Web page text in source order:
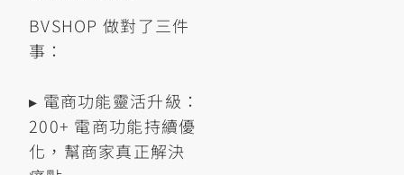
BVSHOP 做對了三件
事：
▸ 電商功能靈活升級：
200+ 電商功能持續優
化，幫商家真正解決